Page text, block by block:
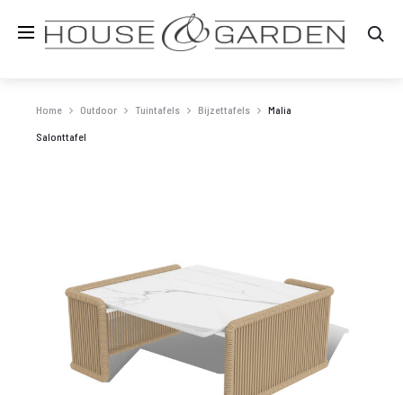
Home Outdoor Tuintafels Bijzettafels Malia
Salonttafel